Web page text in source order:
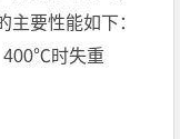
主要性能如下：
400℃时失重